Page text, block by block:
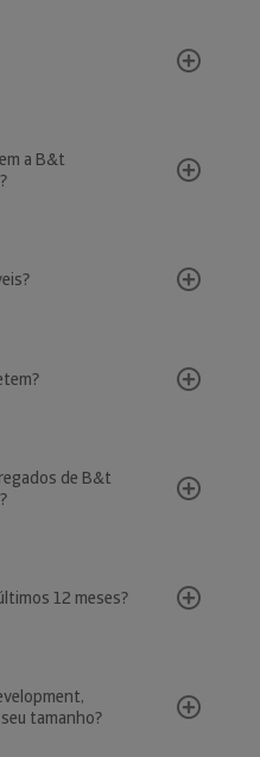
a B&t
de B&t
12 meses?
tamanho?